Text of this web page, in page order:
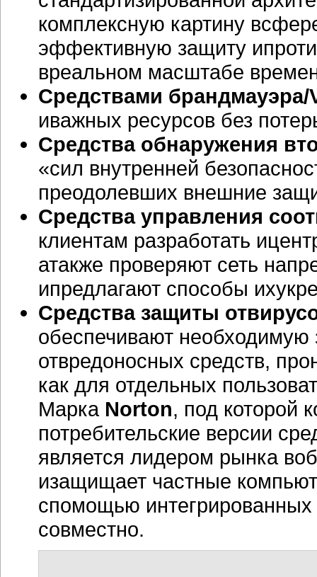
комплексную картину
эффективную защиту
вреальном масштабе
Средствами брандмауэра/
иважных ресурсов без
Средства обнаружения
«сил внутренней
преодолевших внешние
Средства управления
клиентам разработать
атакже проверяют сеть
ипредлагают способы
Средства защиты
обеспечивают необходимую
отвредоносных средств,
как для отдельных
Марка Norton, под которой
потребительские версии
является лидером рынка
изащищает частные
спомощью интегрированных
совместно.